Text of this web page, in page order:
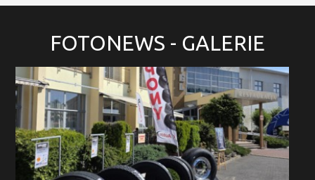
FOTONEWS - GALERIE